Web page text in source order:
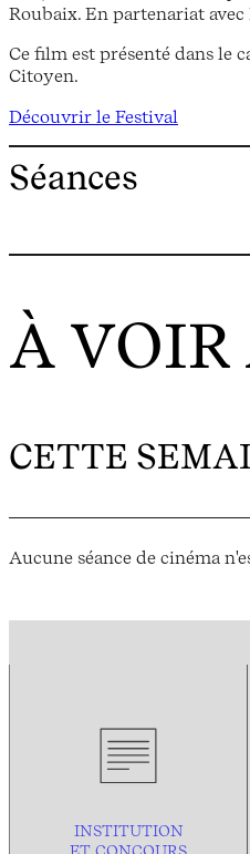
Roubaix. En partenariat
Ce film est présenté dans le
Citoyen.
Découvrir le Festival
Séances
À VOIR
CETTE
Aucune séance de cinéma
INSTITUTION